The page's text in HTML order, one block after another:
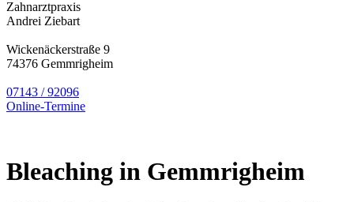
Zahnarztpraxis
Andrei Ziebart
Wickenäckerstraße 9
74376 Gemmrigheim
07143 / 92096
Online-Termine
Bleaching in Gemmrigheim